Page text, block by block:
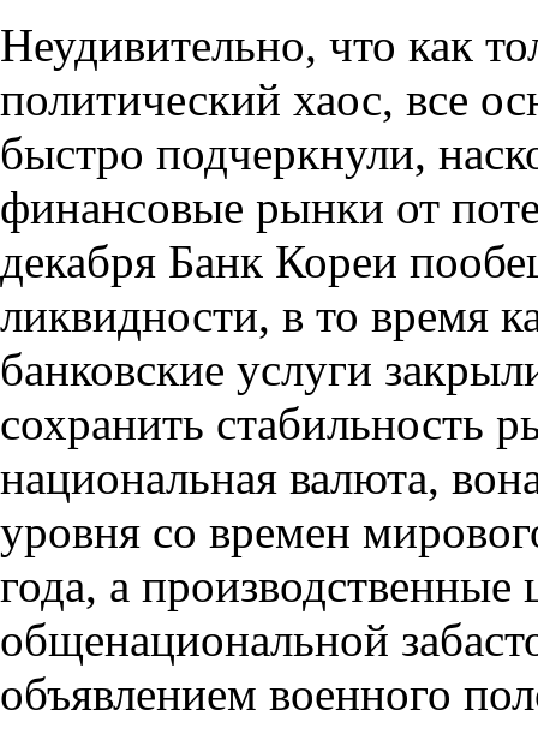
Неудивительно, что как
политический хаос, все
быстро подчеркнули,
финансовые рынки от
декабря Банк Кореи
ликвидности, в то время
банковские услуги
сохранить стабильность
национальная валюта,
уровня со времен
года, а
общенациональной
объявлением военного